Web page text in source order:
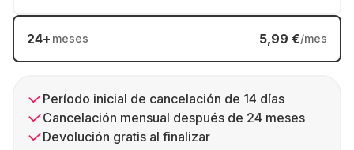
24+ meses 5,99 €/mes
Período inicial de cancelación de 14 días
Cancelación mensual después de 24 meses
Devolución gratis al finalizar